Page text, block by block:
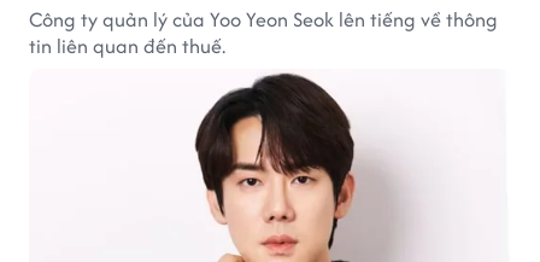
Công ty quản lý của Yoo Yeon Seok lên tiếng về thông
tin liên quan đến thuế.